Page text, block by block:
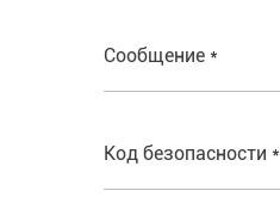
Сообщение *
Код безопасности *